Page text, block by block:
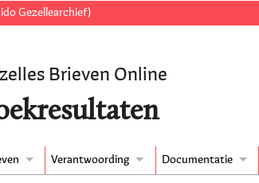
Gezellearchief)
Brieven Online
Verantwoording Documentatie